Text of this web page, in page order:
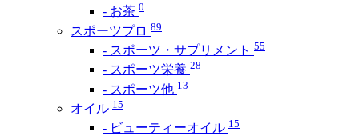
- お茶 0
スポーツプロ 89
- スポーツ・サプリメント 55
- スポーツ栄養 28
- スポーツ他 13
オイル 15
- ビューティーオイル 15